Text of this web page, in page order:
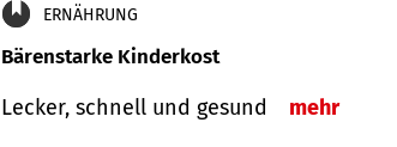
ERNÄHRUNG
Bärenstarke Kinderkost
Lecker, schnell und gesund mehr